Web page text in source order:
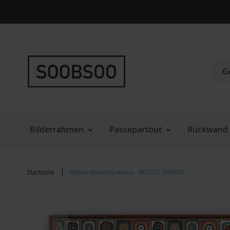
zum
Bilderrahmen Passepartout
Startseite Bilderrahmen Exklusiv - RE002C-008V03